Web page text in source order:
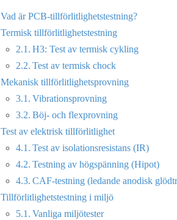
Vad är PCB-tillförlitlighetstestning?
Termisk tillförlitlighetstestning
H3: Test av termisk cykling
Test av termisk chock
Mekanisk tillförlitlighetsprovning
Vibrationsprovning
Böj- och flexprovning
Test av elektrisk tillförlitlighet
Test av isolationsresistans (IR)
Testning av högspänning (Hipot)
CAF-testning (ledande anodisk
Tillförlitlighetstestning i miljö
Vanliga miljötester